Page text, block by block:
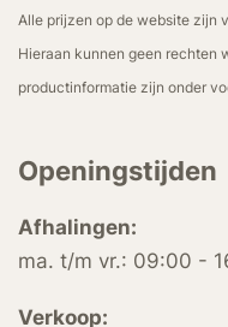
Alle prijzen op de website zijn
Hieraan kunnen geen rechten
productinformatie zijn onder
Openingstijden
Afhalingen:
ma. t/m vr.: 09:00 -
Verkoop: